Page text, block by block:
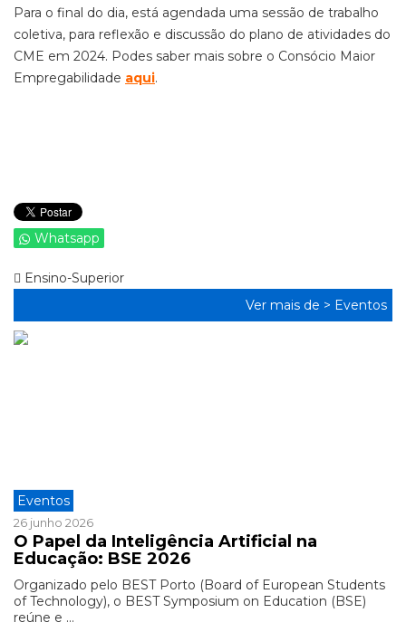
Para o final do dia, está agendada uma sessão de trabalho
coletiva, para reflexão e discussão do plano de atividades do
CME em 2024. Podes saber mais sobre o Consócio Maior
Empregabilidade aqui.
Whatsapp
Ensino-Superior
Ver mais de > Eventos
Eventos
26 junho 2026
O Papel da Inteligência Artificial na
Educação: BSE 2026
Organizado pelo BEST Porto (Board of European Students
of Technology), o BEST Symposium on Education (BSE)
reúne e ...